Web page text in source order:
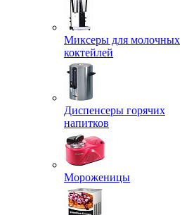
Миксеры для молочных
коктейлей
Диспенсеры горячих
напитков
Мороженицы